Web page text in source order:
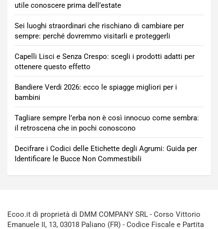
utile conoscere prima dell’estate
Sei luoghi straordinari che rischiano di cambiare per
sempre: perché dovremmo visitarli e proteggerli
Capelli Lisci e Senza Crespo: scegli i prodotti adatti per
ottenere questo effetto
Bandiere Verdi 2026: ecco le spiagge migliori per i
bambini
Tagliare sempre l’erba non è così innocuo come sembra:
il retroscena che in pochi conoscono
Decifrare i Codici delle Etichette degli Agrumi: Guida per
Identificare le Bucce Non Commestibili
Ecoo.it di proprietà di DMM COMPANY SRL - Corso Vittorio
Emanuele II, 13, 03018 Paliano (FR) - Codice Fiscale e Partita